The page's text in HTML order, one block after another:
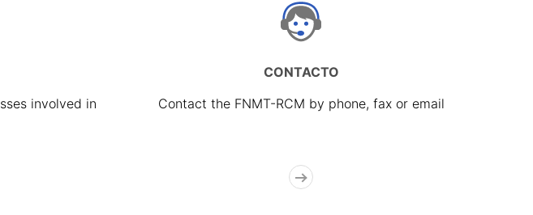
involved in
CONTACTO
Contact the FNMT-RCM by phone, fax or email